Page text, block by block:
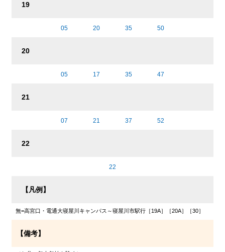
19
05 20 35 50
20
05 17 35 47
21
07 21 37 52
22
22
【凡例】
無=高宮口・電通大寝屋川キャンパス～寝屋川市駅行［19A］［20A］［30］
【備考】